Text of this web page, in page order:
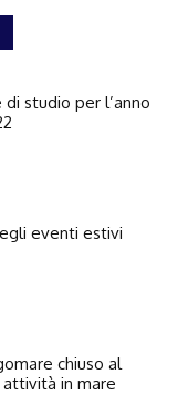
studio per l’anno
eventi estivi
chiuso al
in mare